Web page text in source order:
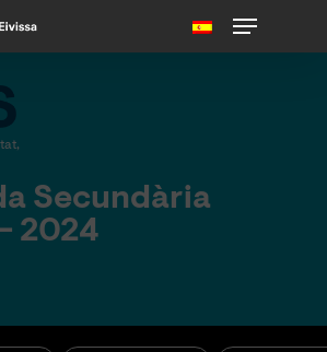
Menu
Secundària
2024